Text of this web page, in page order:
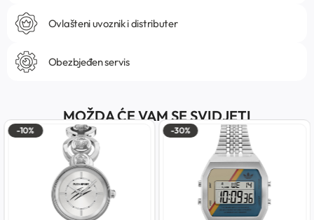
Ovlašteni uvoznik i distributer
Obezbjeđen servis
MOŽDA ĆE VAM SE SVIDJETI
-10% -30%